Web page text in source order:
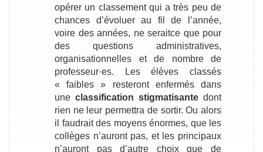
opérer un classement qui a très peu de
chances d’évoluer au fil de l’année,
voire des années, ne seraitce que pour
des questions administratives,
organisationnelles et de nombre de
professeur·es. Les élèves classés
« faibles » resteront enfermés dans
une classification stigmatisante dont
rien ne leur permettra de sortir. Ou alors
il faudrait des moyens énormes, que les
collèges n’auront pas, et les principaux
n’auront pas d’autre choix que de